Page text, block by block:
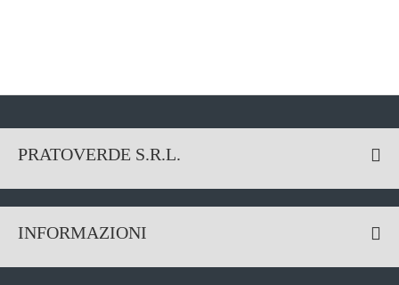
PRATOVERDE S.R.L.
INFORMAZIONI